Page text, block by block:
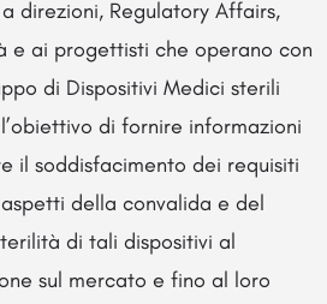
direzioni, Regulatory Affairs,
e ai progettisti che operano con
di Dispositivi Medici sterili
di fornire informazioni
il soddisfacimento dei requisiti
della convalida e del
di tali dispositivi al
sul mercato e fino al loro